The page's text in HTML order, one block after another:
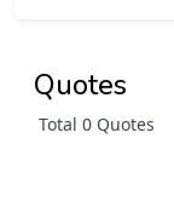
Quotes
Total 0 Quotes